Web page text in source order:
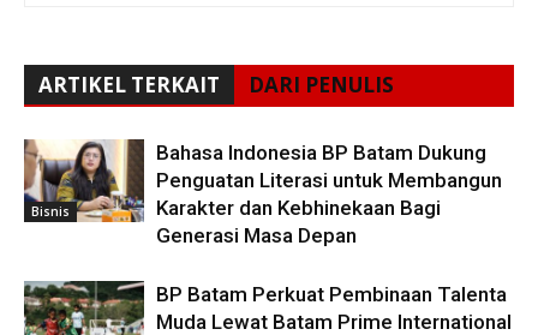
ARTIKEL TERKAIT DARI PENULIS
Bisnis
Bahasa Indonesia BP Batam Dukung
Penguatan Literasi untuk Membangun
Karakter dan Kebhinekaan Bagi
Generasi Masa Depan
BP Batam Perkuat Pembinaan Talenta
Muda Lewat Batam Prime International